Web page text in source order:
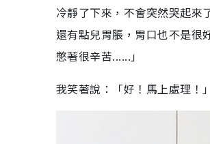
冷靜了下來，不會突然哭起來
還有點兒胃脹，胃口也不是很
憋著很辛苦......」
我笑著說：「好！馬上處理！」